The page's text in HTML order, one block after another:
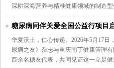
深耕深海营养与精准健康领域的制造
糖尿病同伴关爱全国公益行项目
华夏沃土，仁心传递。2026年5月17
尿病之友》杂志与重庆南丁健康管理
百余名糖友代表，共同见证这一立足